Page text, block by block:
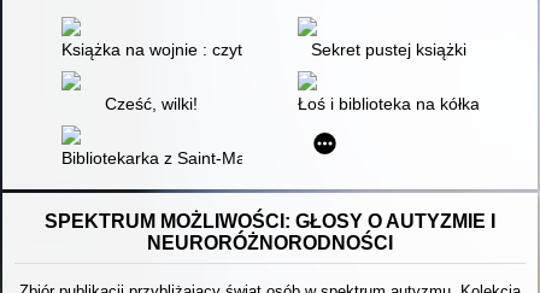
Książka na wojnie : czytanie w ogniu walkiSekret pustej książki
Cześć, wilki! Łoś i biblioteka na kółkach
Bibliotekarka z Saint-Malo
SPEKTRUM MOŻLIWOŚCI: GŁOSY O AUTYZMIE I
NEURORÓŻNORODNOŚCI